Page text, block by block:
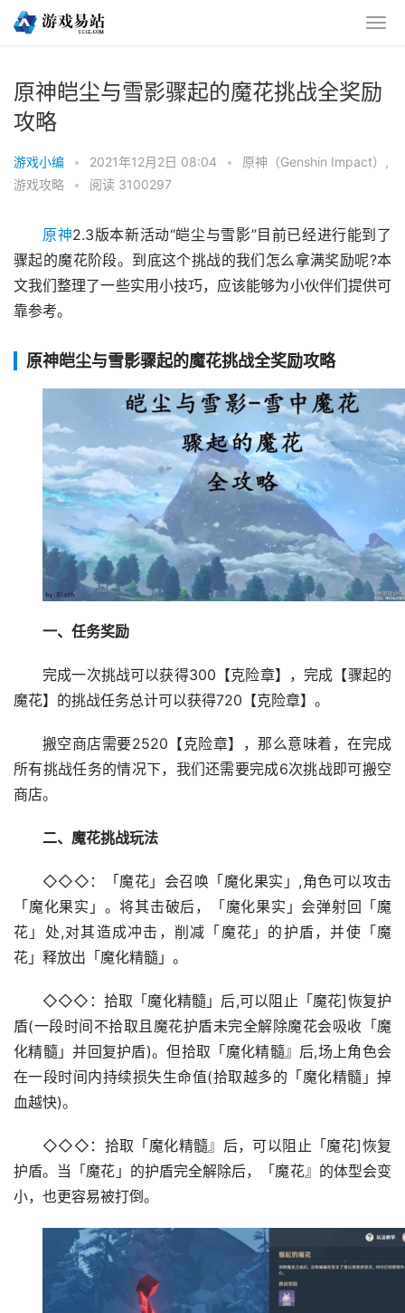
原神皑尘与雪影骤起的魔花挑战全奖励
攻略
游戏小编 • 2021年12月2日 08:04 • 原神（Genshin Impact）
,
游戏攻略
• 阅读 3100297
原神2.3版本新活动“皑尘与雪影”目前已经进行能到了
骤起的魔花阶段。到底这个挑战的我们怎么拿满奖励呢?本
文我们整理了一些实用小技巧，应该能够为小伙伴们提供可
靠参考。
原神皑尘与雪影骤起的魔花挑战全奖励攻略
一、任务奖励
完成一次挑战可以获得300【克险章】，完成【骤起的
魔花】的挑战任务总计可以获得720【克险章】。
搬空商店需要2520【克险章】，那么意味着，在完成
所有挑战任务的情况下，我们还需要完成6次挑战即可搬空
商店。
二、魔花挑战玩法
◇◇◇：「魔花」会召唤「魔化果实」,角色可以攻击
「魔化果实」。将其击破后，「魔化果实」会弹射回「魔
花」处,对其造成冲击，削减「魔花」的护盾，并使「魔
花」释放出「魔化精髓」。
◇◇◇：拾取「魔化精髓」后,可以阻止「魔花]恢复护
盾(一段时间不拾取且魔花护盾未完全解除魔花会吸收「魔
化精髓」并回复护盾)。但拾取「魔化精髓』后,场上角色会
在一段时间内持续损失生命值(拾取越多的「魔化精髓」掉
血越快)。
◇◇◇：拾取「魔化精髓』后，可以阻止「魔花]恢复
护盾。当「魔花」的护盾完全解除后，「魔花』的体型会变
小，也更容易被打倒。